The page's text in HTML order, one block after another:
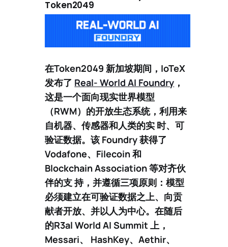
Token2049
在Token2049 新加坡期间，IoTeX
发布了 Real- World AI Foundry ，
这是一个面向现实世界模型
（RWM） 的开放生态系统，利用来
自机器、传感器和人类的实 时、可
验证数据。该 Foundry 获得了
Vodafone、 Filecoin和
Blockchain Association等对齐伙
伴的支 持，并遵循三项原则：模型
必须建立在可验证数据之上、向贡
献者开放、并以人为中心。在随后
的R3al World AI Summit 上，
Messari、 HashKey、Aethir、